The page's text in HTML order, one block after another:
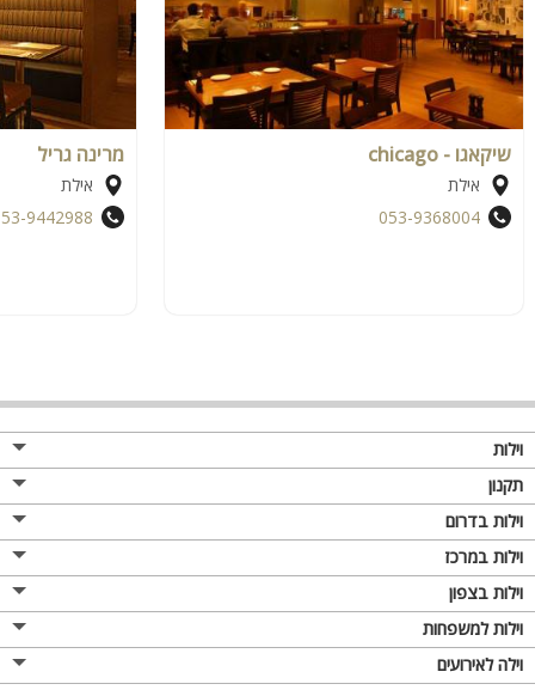
שיקאגו - chicago
אילת
053-9368004
מרינה גריל
אילת
9442988
וילות
תקנון
וילות בדרום
וילות במרכז
וילות בצפון
וילות למשפחות
וילה לאירועים